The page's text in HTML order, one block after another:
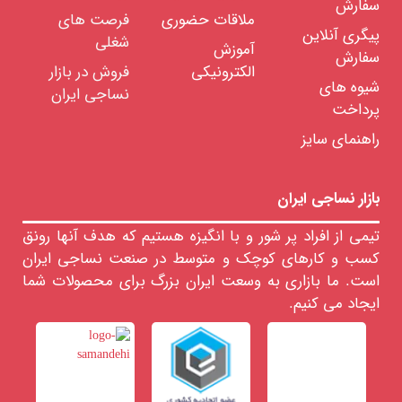
مانفورس
بروکنر
سان
سوپر
فرارو
تکس
اشتورک
مشترک
بین
ماشین
آلات
ابزار
تجهیزات
سفارش
پیگری آنلاین
سفارش
شیوه های
پرداخت
راهنمای سایز
ملاقات حضوری
آموزش
الکترونیکی
فرصت های
شغلی
فروش در بازار
نساجی ایران
بازار نساجی ایران
تیمی از افراد پر شور و با انگیزه هستیم که هدف آنها رونق
کسب و کارهای کوچک و متوسط در صنعت نساجی ایران
است. ما بازاری به وسعت ایران بزرگ برای محصولات شما
ایجاد می کنیم.